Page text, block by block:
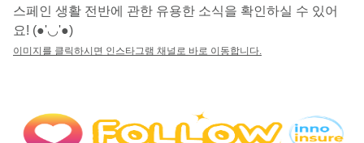
스페인 생활 전반에 관한 유용한 소식을 확인하실 수 있어
요! (●'◡'●)
이미지를 클릭하시면 인스타그램 채널로 바로 이동합니다.